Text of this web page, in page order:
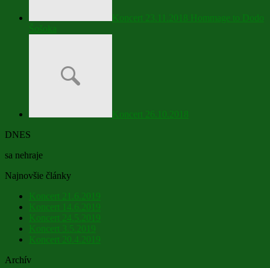
Koncert 23.11.2018 Hommage to Dodo
Šošoka
Koncert 26.10.2018
DNES
sa nehraje
Najnovšie články
Koncert 21.6.2019
Koncert 14.6.2019
Koncert 24.5.2019
Koncert 3.5.2019
Koncert 20.4.2019
Archív